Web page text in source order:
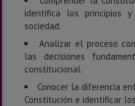
identifica los principios
sociedad.
Analizar el proceso
las decisiones
constitucional.
Conocer la diferencia
Constitución e identificar